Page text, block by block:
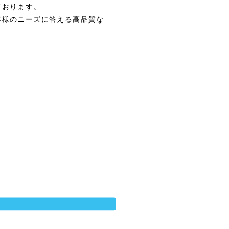
ります。
のニーズに答える高品質な